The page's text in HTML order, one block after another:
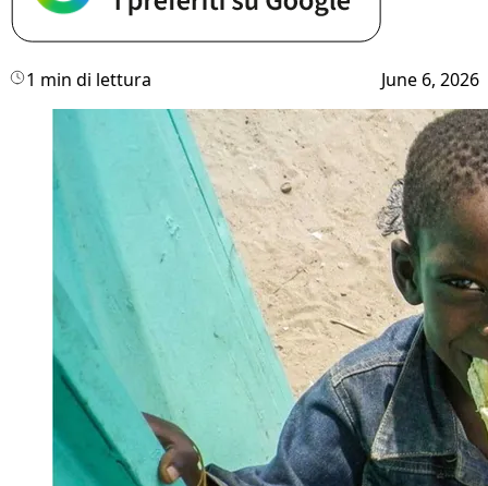
1 min di lettura June 6, 2026